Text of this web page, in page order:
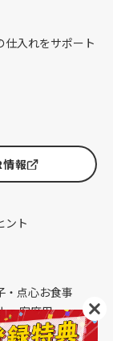
入れをサポート
情報
ント
・点心お食事
・客席用
（配送便限定）